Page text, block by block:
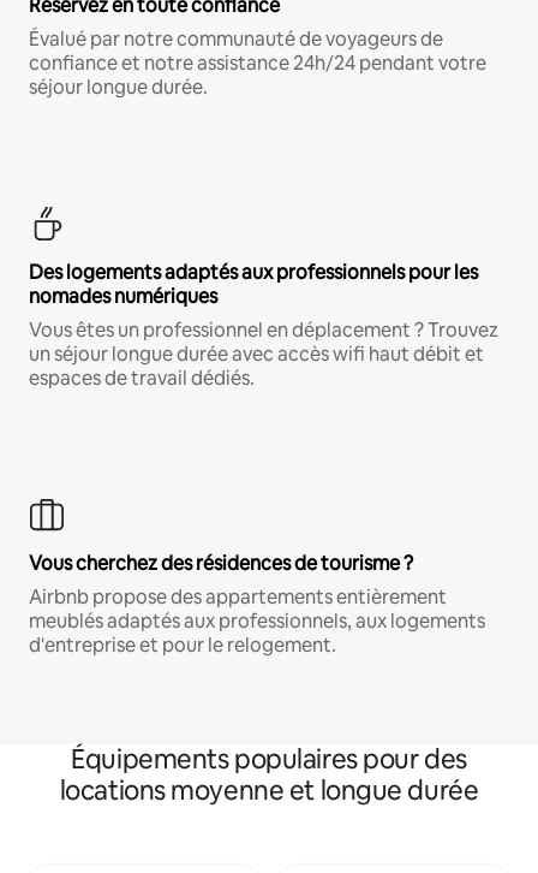
Réservez en toute confiance
Évalué par notre communauté de voyageurs de
confiance et notre assistance 24h/24 pendant votre
séjour longue durée.
Des logements adaptés aux professionnels pour les
nomades numériques
Vous êtes un professionnel en déplacement ? Trouvez
un séjour longue durée avec accès wifi haut débit et
espaces de travail dédiés.
Vous cherchez des résidences de tourisme ?
Airbnb propose des appartements entièrement
meublés adaptés aux professionnels, aux logements
d'entreprise et pour le relogement.
Équipements populaires pour des
locations moyenne et longue durée